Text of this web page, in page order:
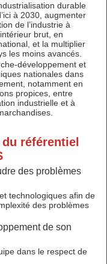
durable
à 2030, augmenter
de l’industrie à
brut, en
et la multiplier
les moins avancés.
développement et
nationales dans
notamment en
propices, entre
industrielle et à
référentiel
des problèmes
technologiques afin de
des problèmes
de son
dans le respect de